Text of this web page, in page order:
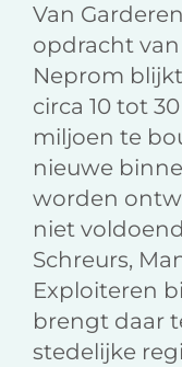
Van
opdracht
Neprom
circa 10 tot
miljoen te
nieuwe
worden
niet
Schreurs,
Exploiteren
brengt daar
stedelijke